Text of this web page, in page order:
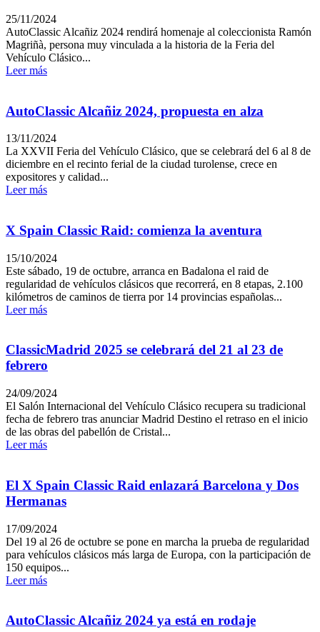
25/11/2024
AutoClassic Alcañiz 2024 rendirá homenaje al coleccionista Ramón
Magriñà, persona muy vinculada a la historia de la Feria del
Vehículo Clásico...
Leer más
AutoClassic Alcañiz 2024, propuesta en alza
13/11/2024
La XXVII Feria del Vehículo Clásico, que se celebrará del 6 al 8 de
diciembre en el recinto ferial de la ciudad turolense, crece en
expositores y calidad...
Leer más
X Spain Classic Raid: comienza la aventura
15/10/2024
Este sábado, 19 de octubre, arranca en Badalona el raid de
regularidad de vehículos clásicos que recorrerá, en 8 etapas, 2.100
kilómetros de caminos de tierra por 14 provincias españolas...
Leer más
ClassicMadrid 2025 se celebrará del 21 al 23 de
febrero
24/09/2024
El Salón Internacional del Vehículo Clásico recupera su tradicional
fecha de febrero tras anunciar Madrid Destino el retraso en el inicio
de las obras del pabellón de Cristal...
Leer más
El X Spain Classic Raid enlazará Barcelona y Dos
Hermanas
17/09/2024
Del 19 al 26 de octubre se pone en marcha la prueba de regularidad
para vehículos clásicos más larga de Europa, con la participación de
150 equipos...
Leer más
AutoClassic Alcañiz 2024 ya está en rodaje